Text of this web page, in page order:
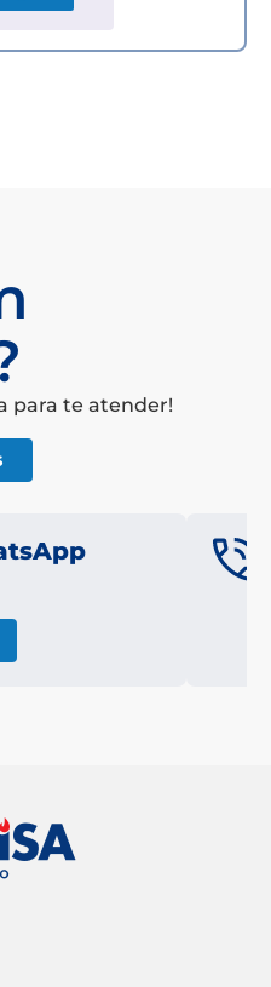
para te atender!